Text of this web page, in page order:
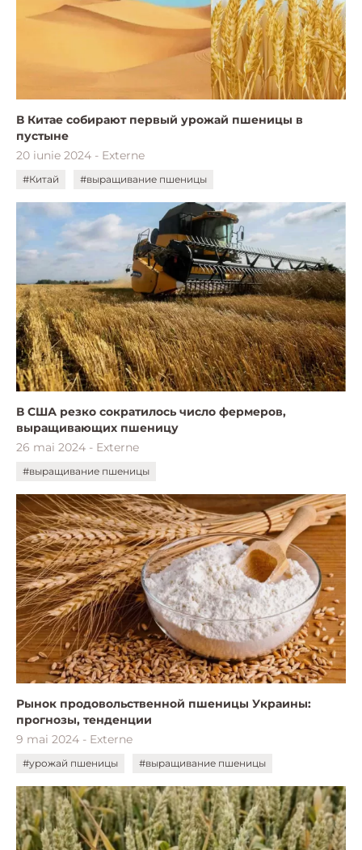
В Китае собирают первый урожай пшеницы в
пустыне
20 iunie 2024 - Externe
#Китай #выращивание пшеницы
В США резко сократилось число фермеров,
выращивающих пшеницу
26 mai 2024 - Externe
#выращивание пшеницы
Рынок продовольственной пшеницы Украины:
прогнозы, тенденции
9 mai 2024 - Externe
#урожай пшеницы #выращивание пшеницы